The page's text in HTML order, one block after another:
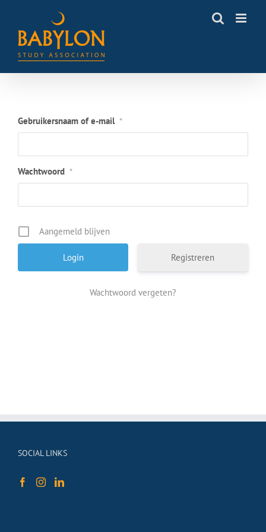
content
Gebruikersnaam of e-mail *
Wachtwoord *
Aangemeld blijven
Registreren
Wachtwoord vergeten?
SOCIAL LINKS